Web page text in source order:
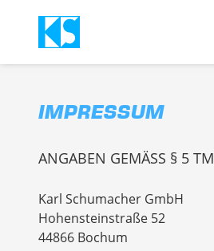
IMPRESSUM
ANGABEN GEMÄSS § 5 TMG
Karl Schumacher GmbH
Hohensteinstraße 52
44866 Bochum